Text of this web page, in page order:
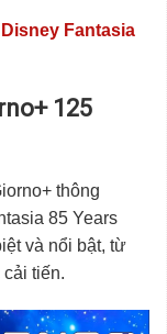
Fantasia
125
thông
85 Years
và nổi bật, từ
tiến.